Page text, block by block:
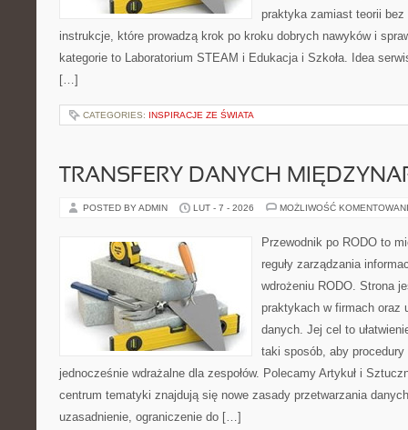
praktyka zamiast teorii
instrukcje, które prowadzą krok po kroku dobrych nawyków i
kategorie to Laboratorium STEAM i Edukacja i Szkoła. Idea
[…]
CATEGORIES: INSPIRACJE ZE ŚWIATA
TRANSFERY DANYCH
POSTED BY ADMIN LUT - 7 - 2026 MOŻLIWOŚĆ
Przewodnik po RODO to
reguły zarządzania
wdrożeniu RODO. Strona
praktykach w firmach oraz
danych. Jej cel to
taki sposób, aby procedury
jednocześnie wdrażalne dla zespołów. Polecamy Artykuł i
centrum tematyki znajdują się nowe zasady przetwarzania
uzasadnienie, ograniczenie do […]